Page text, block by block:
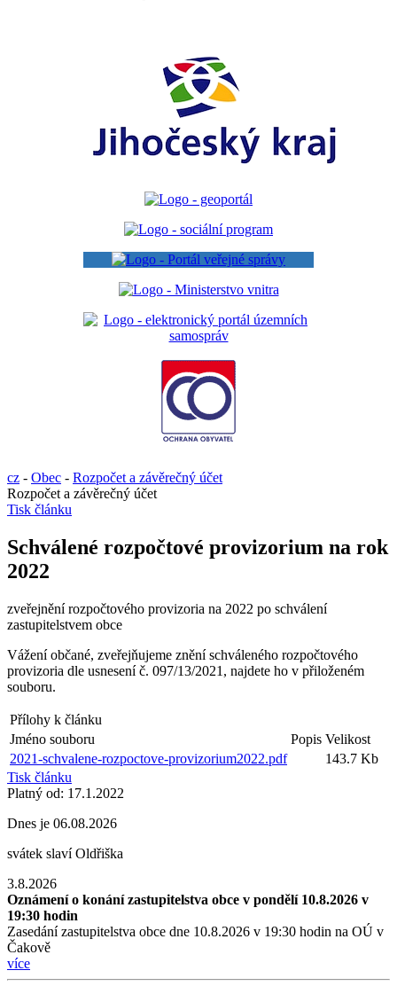
cz - Obec - Rozpočet a závěrečný účet
Rozpočet a závěrečný účet
Tisk článku
Schválené rozpočtové provizorium na rok
2022
zveřejnění rozpočtového provizoria na 2022 po schválení
zastupitelstvem obce
Vážení občané, zveřejňujeme znění schváleného rozpočtového
provizoria dle usnesení č. 097/13/2021, najdete ho v přiloženém
souboru.
Přílohy k článku
Jméno souboru
Popis Velikost
2021-schvalene-rozpoctove-provizorium2022.pdf
143.7 Kb
Tisk článku
Platný od: 17.1.2022
Dnes je 06.08.2026
svátek slavíOldřiška
3.8.2026
Oznámení o konání zastupitelstva obce v pondělí 10.8.2026 v
19:30 hodin
Zasedání zastupitelstva obce dne 10.8.2026 v 19:30 hodin na OÚ v
Čakově
více